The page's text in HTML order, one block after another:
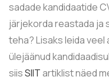
sadade kandidaatide
järjekorda reastada ja
teha? Lisaks leida
ülejäänud
siisSIITartiklist näed